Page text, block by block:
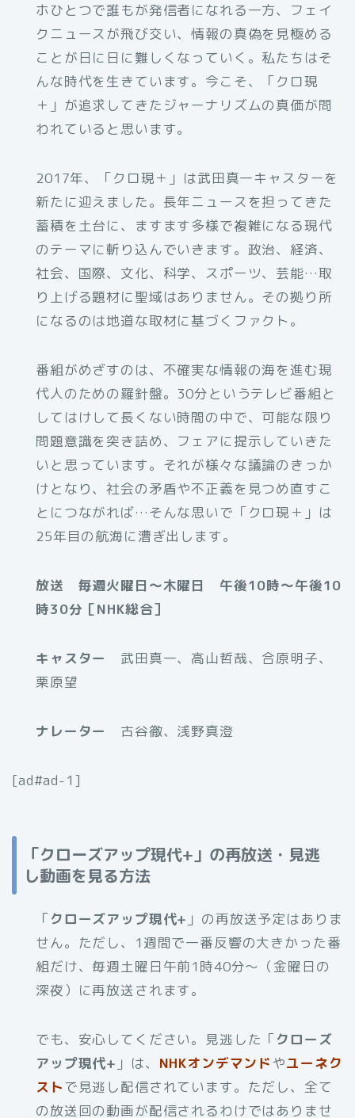
ホひとつで誰もが発信者になれる一方、フェイ
クニュースが飛び交い、情報の真偽を見極める
ことが日に日に難しくなっていく。私たちはそ
んな時代を生きています。今こそ、「クロ現
＋」が追求してきたジャーナリズムの真価が問
われていると思います。
2017年、「クロ現＋」は武田真一キャスターを
新たに迎えました。長年ニュースを担ってきた
蓄積を土台に、ますます多様で複雑になる現代
のテーマに斬り込んでいきます。政治、経済、
社会、国際、文化、科学、スポーツ、芸能…取
り上げる題材に聖域はありません。その拠り所
になるのは地道な取材に基づくファクト。
番組がめざすのは、不確実な情報の海を進む現
代人のための羅針盤。30分というテレビ番組と
してはけして長くない時間の中で、可能な限り
問題意識を突き詰め、フェアに提示していきた
いと思っています。それが様々な議論のきっか
けとなり、社会の矛盾や不正義を見つめ直すこ
とにつながれば…そんな思いで「クロ現＋」は
25年目の航海に漕ぎ出します。
放送 毎週火曜日～木曜日 午後10時～午後10
時30分［NHK総合］
キャスター
武田真一、高山哲哉、合原明子、
栗原望
ナレーター 古谷徹、浅野真澄
[ad#ad-1]
「クローズアップ現代+」の再放送・見逃
し動画を見る方法
「クローズアップ現代+ 」の再放送予定はありま
せん。ただし、1週間で一番反響の大きかった番
組だけ、毎週土曜日午前1時40分～（金曜日の
深夜）に再放送されます。
でも、安心してください。見逃した「クローズ
アップ現代+ 」は、 NHKオンデマンドやユーネク
ストで見逃し配信されています。ただし、全て
の放送回の動画が配信されるわけではありませ